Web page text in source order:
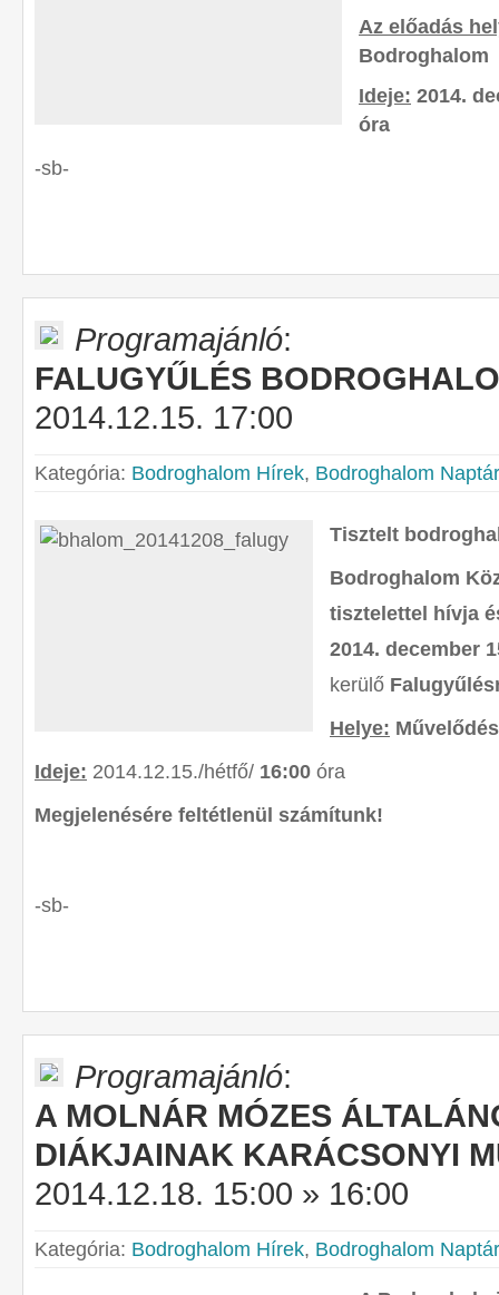
Az előadás
Bodroghalom
Ideje: 2014.
óra
-sb-
Programajánló:
FALUGYŰLÉS
2014.12.15. 17:00
Kategória: Bodroghalom Hírek, Bodroghalom Naptár
Tisztelt
Bodroghalom
tisztelettel hívja
2014. december
kerülő
Helye:
Ideje: 2014.12.15./hétfő/ 16:00 óra
Megjelenésére feltétlenül számítunk!
-sb-
Programajánló:
A MOLNÁR MÓZES
DIÁKJAINAK KARÁCSONYI
2014.12.18. 15:00 » 16:00
Kategória: Bodroghalom Hírek, Bodroghalom Naptár